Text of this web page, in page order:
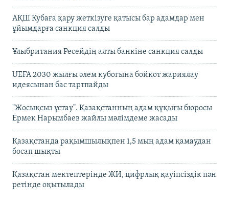
АҚШ Кубаға қару жеткізуге қатысы бар адамдар мен
ұйымдарға санкция салды
Ұлыбритания Ресейдің алты банкіне санкция салды
UEFA 2030 жылғы әлем кубогына бойкот жариялау
идеясынан бас тартпайды
"Жосықсыз ұстау". Қазақстанның адам құқығы бюросы
Ермек Нарымбаев жайлы мәлімдеме жасады
Қазақстанда рақымшылықпен 1,5 мың адам қамаудан
босап шықты
Қазақстан мектептерінде ЖИ, цифрлық қауіпсіздік пән
ретінде оқытылады